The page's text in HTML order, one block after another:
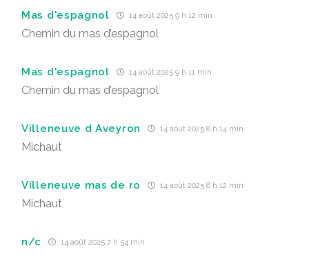
Mas d'espagnol 14 août 2025 9 h 12 min
Chemin du mas d’espagnol
Mas d'espagnol 14 août 2025 9 h 11 min
Chemin du mas d’espagnol
Villeneuve d Aveyron 14 août 2025 8 h 14 min
Michaut
Villeneuve mas de ro 14 août 2025 8 h 12 min
Michaut
n/c 14 août 2025 7 h 54 min